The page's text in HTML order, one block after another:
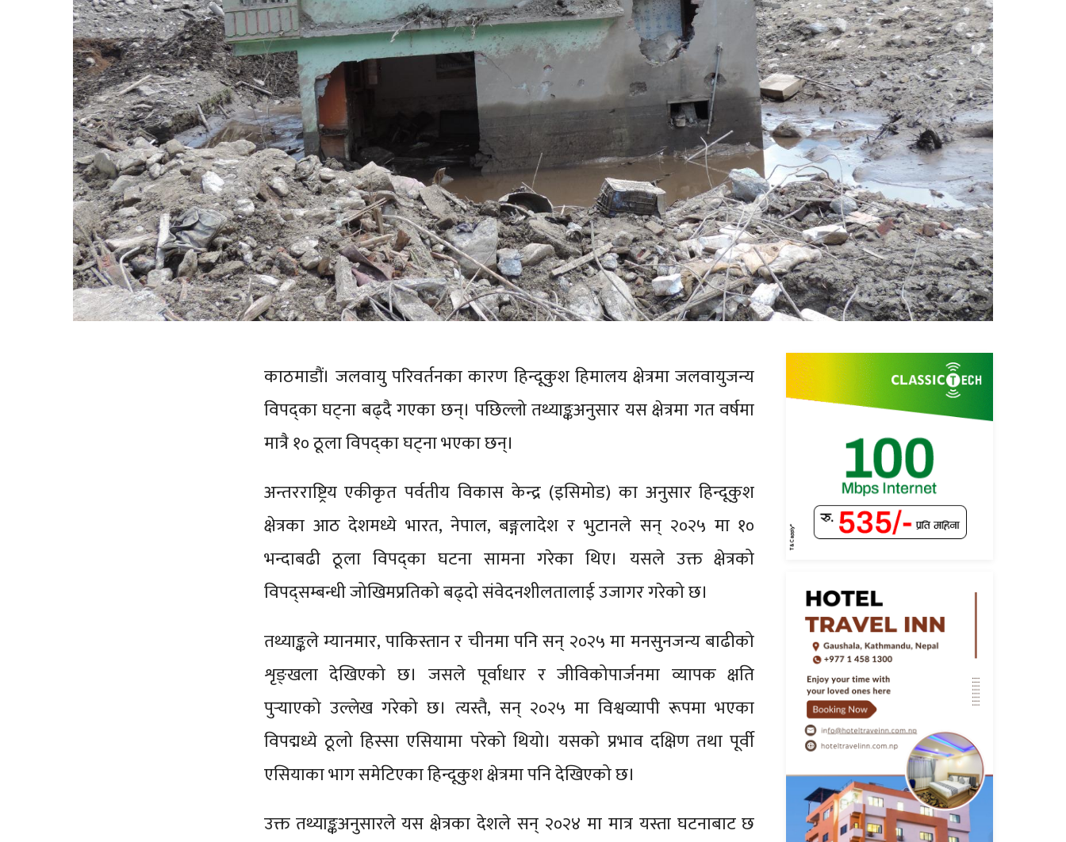
काठमाडौं। जलवायु परिवर्तनका कारण हिन्दूकुश हिमालय क्षेत्रमा जलवायुजन्य
विपद्का घट्ना बढ्दै गएका छन्। पछिल्लो तथ्याङ्कअनुसार यस क्षेत्रमा गत वर्षमा
मात्रै १० ठूला विपद्का घट्ना भएका छन्।
अन्तरराष्ट्रिय एकीकृत पर्वतीय विकास केन्द्र (इसिमोड) का अनुसार हिन्दूकुश
क्षेत्रका आठ देशमध्ये भारत, नेपाल, बङ्गलादेश र भुटानले सन् २०२५ मा १०
भन्दाबढी ठूला विपद्का घटना सामना गरेका थिए। यसले उक्त क्षेत्रको
विपद्सम्बन्धी जोखिमप्रतिको बढ्दो संवेदनशीलतालाई उजागर गरेको छ।
तथ्याङ्कले म्यानमार, पाकिस्तान र चीनमा पनि सन् २०२५ मा मनसुनजन्य बाढीको
शृङ्खला देखिएको छ। जसले पूर्वाधार र जीविकोपार्जनमा व्यापक क्षति
पुर्‍याएको उल्लेख गरेको छ। त्यस्तै, सन् २०२५ मा विश्वव्यापी रूपमा भएका
विपद्मध्ये ठूलो हिस्सा एसियामा परेको थियो। यसको प्रभाव दक्षिण तथा पूर्वी
एसियाका भाग समेटिएका हिन्दूकुश क्षेत्रमा पनि देखिएको छ।
उक्त तथ्याङ्कअनुसारले यस क्षेत्रका देशले सन् २०२४ मा मात्र यस्ता घटनाबाट छ